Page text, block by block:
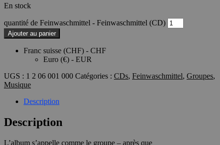
En stock
quantité de Feinwaschmittel - Feinwaschmittel (CD)
Ajouter au panier
Franc suisse (CHF) - CHF
Euro (€) - EUR
UGS : 1 2 06 001 000 Catégories : CDs, Feinwaschmittel, Groupes,
Musique
Description
Description
L’album s’appelle comme le groupe – après que